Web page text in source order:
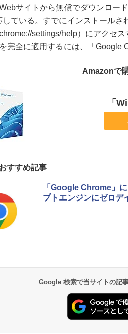
サイトから無償でダウンロー
している。すでにインストールさ
settings/help）にアクセ
完全に適用するには、「Google
Amazonで
「
すすめ記事
「Google Chrome」
プトエンジンにゼロデ
Google 検索で当サイトの記